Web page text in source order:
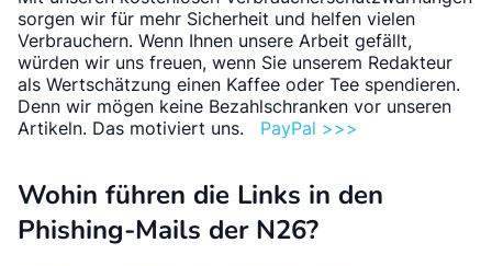
Benutzer ihre Identitätsprüfung abschließen,
um unsere Dienste weiterhin nutzen zu
können.
​Bitte besuchen Sie unsere Website für
weitere Informationen.
Überprüfen Sie mein Konto und weitere
Informationen
sorgen wir für mehr Sicherheit und helfen vielen
Verbrauchern. Wenn Ihnen unsere Arbeit gefällt,
würden wir uns freuen, wenn Sie unserem Redakteur
als Wertschätzung einen Kaffee oder Tee spendieren.
Denn wir mögen keine Bezahlschranken vor unseren
Artikeln. Das motiviert uns. PayPal >>>
Wohin führen die Links in den
Phishing-Mails der N26?